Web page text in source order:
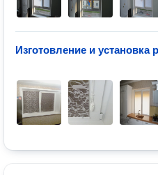
Изготовление и